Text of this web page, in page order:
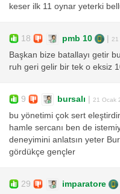
keser ilk 11 oynar yeterki
18 pmb 10 |
Başkan bize batallayı getir
ruh geri gelir bir tek o eksiz
9 bursalı | 21 Ocak
bu yönetimi çok sert
hamle sercanı ben de
deneyimini anlatsın yeter
gördükçe gençler
29 imparatore